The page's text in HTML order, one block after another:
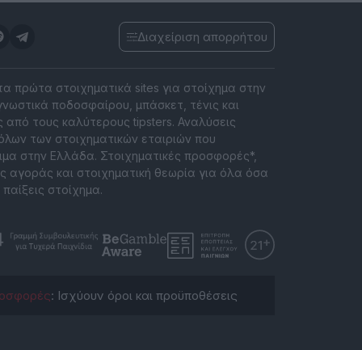
Διαχείριση απορρήτου
πρώτα στοιχηματικά sites για στοίχημα στην
ποδοσφαίρου, μπάσκετ, τένις και
από τους καλύτερους tipsters. Αναλύσεις
των στοιχηματικών εταιριών που
στην Ελλάδα. Στοιχηματικές προσφορές*,
αγοράς και στοιχηματική θεωρία για όλα όσα
στοίχημα.
: Ισχύουν όροι και προϋποθέσεις